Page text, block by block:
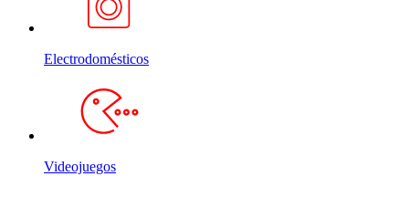
Electrodomésticos
Videojuegos